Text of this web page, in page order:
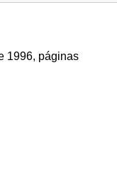
1996, páginas